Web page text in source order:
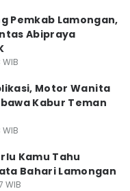
Pemkab Lamongan,
Abipraya
Motor Wanita
Kabur Teman
Kamu Tahu
Bahari Lamongan
WIB